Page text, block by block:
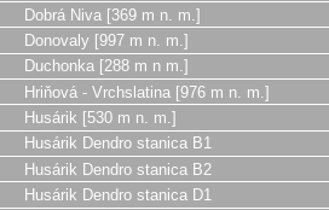
Dobrá Niva [369 m n. m.]
Donovaly [997 m n. m.]
Duchonka [288 m n m.]
Hriňová - Vrchslatina [976 m n. m.]
Husárik [530 m n. m.]
Husárik Dendro stanica B1
Husárik Dendro stanica B2
Husárik Dendro stanica D1